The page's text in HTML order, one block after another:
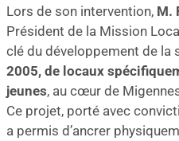
Lors de son intervention, M.
Président de la Mission
clé du développement de la
2005, de locaux
jeunes, au cœur de
Ce projet, porté avec
a permis d’ancrer